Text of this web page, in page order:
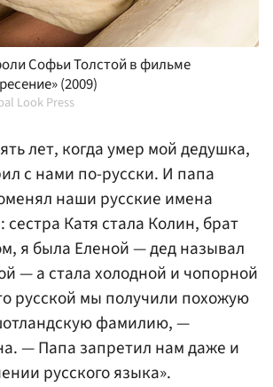
Софьи Толстой в фильме
(2009)
Look Press
лет, когда умер мой дедушка,
с нами по-русски. И папа
наши русские имена
сестра Катя стала Колин, брат
я была Еленой — дед называл
— а стала холодной и чопорной
русской мы получили похожую
фамилию, —
— Папа запретил нам даже и
русского языка».